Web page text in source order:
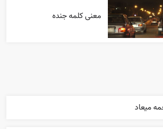
معنی کلمه جنده
ميعاد